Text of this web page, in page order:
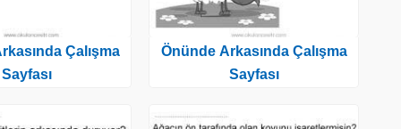
Çalışma
Sayfası
Önünde Arkasında Çalışma
Sayfası